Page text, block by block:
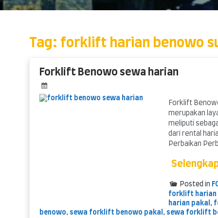
Tag: forklift harian benowo
Forklift Benowo sewa harian
Forklift
merupakan
meliputi
dari rental
Perbaikan
Posted in
forklift harian
harian pakal ,
benowo, sewa forklift benowo pakal , sewa forklift